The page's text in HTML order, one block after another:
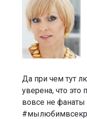
Да при чем тут
уверена, что это
вовсе не